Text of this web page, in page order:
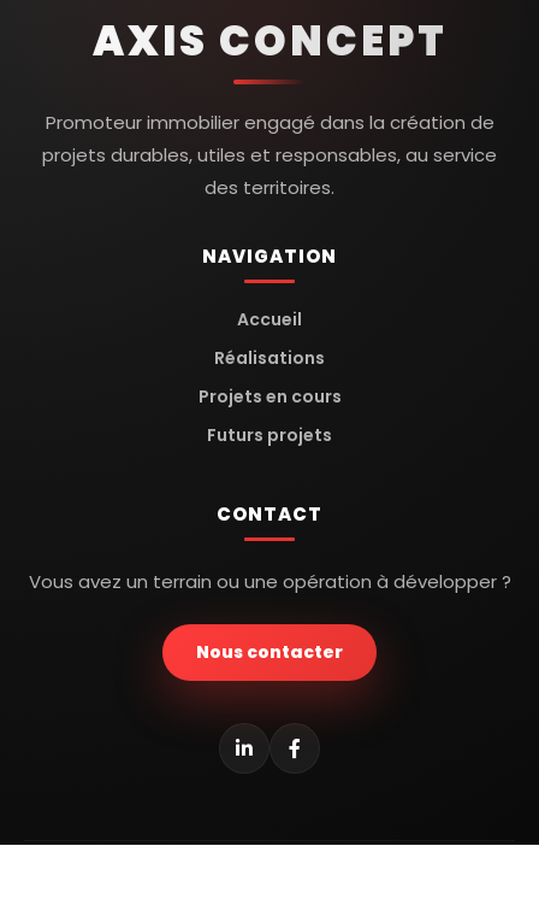
AXIS CONCEPT
Promoteur immobilier engagé dans la création de
projets durables, utiles et responsables, au service
des territoires.
NAVIGATION
Accueil
Réalisations
Projets en cours
Futurs projets
CONTACT
Vous avez un terrain ou une opération à développer ?
Nous contacter